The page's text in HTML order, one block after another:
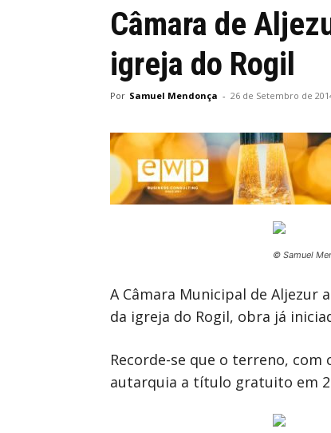
Câmara de
igreja do Rogil
Por Samuel Mendonça - 26 de Setembro de
© Samuel
A Câmara Municipal de Aljezur
da igreja do Rogil, obra já
Recorde-se que o terreno,
autarquia a título gratuito em